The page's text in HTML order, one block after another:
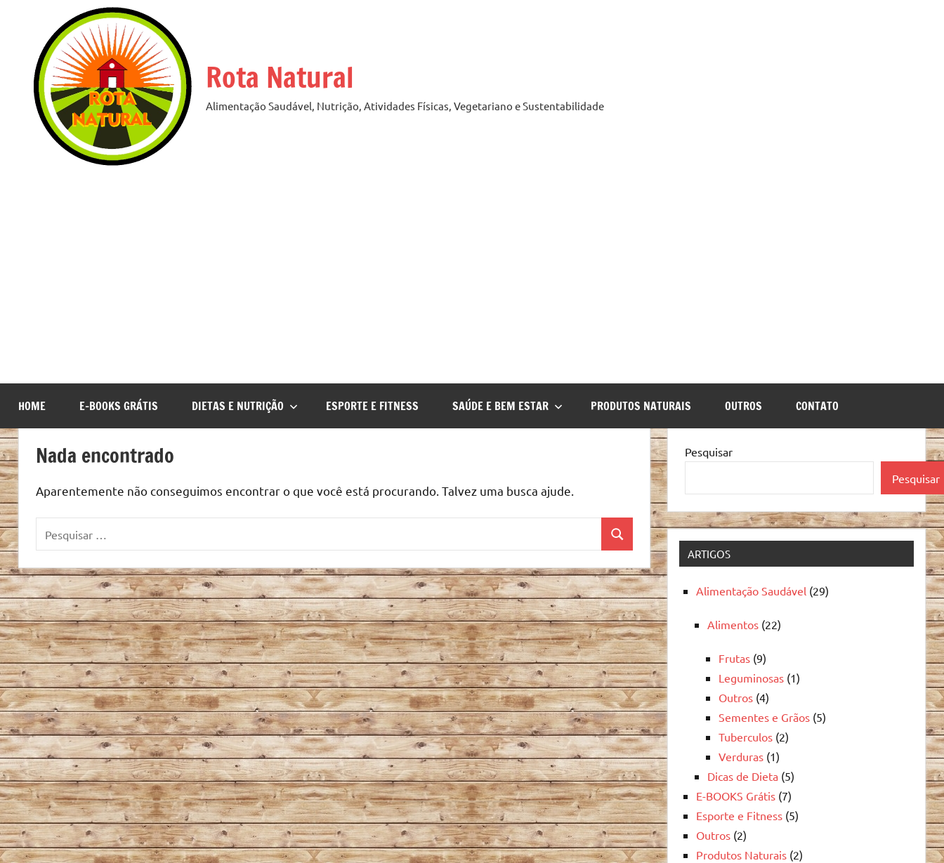
conteúdo
Rota Natural
Alimentação Saudável, Nutrição, Atividades Físicas, Vegetariano e Sustentabilidade
HOME E-BOOKS GRÁTIS DIETAS E NUTRIÇÃO ESPORTE E FITNESS SAÚDE E BEM ESTAR PRODUTOS NATURAIS OUTROS CONTATO
Nada encontrado
Aparentemente não conseguimos encontrar o que você está procurando. Talvez uma busca ajude.
Pesquisar
por:
Pesquisa
Pesquisar
Pesquisar
ARTIGOS
Alimentação Saudável (29)
Alimentos (22)
Frutas (9)
Leguminosas (1)
Outros (4)
Sementes e Grãos (5)
Tuberculos (2)
Verduras (1)
Dicas de Dieta (5)
E-BOOKS Grátis (7)
Esporte e Fitness (5)
Outros (2)
Produtos Naturais (2)